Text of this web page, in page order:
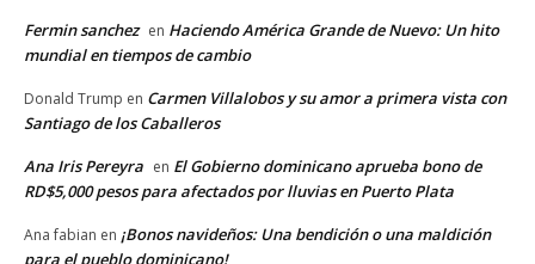
Fermin sanchez en Haciendo América Grande de Nuevo: Un hito
mundial en tiempos de cambio
Donald Trump en Carmen Villalobos y su amor a primera vista con
Santiago de los Caballeros
Ana Iris Pereyra en El Gobierno dominicano aprueba bono de
RD$5,000 pesos para afectados por lluvias en Puerto Plata
Ana fabian en ¡Bonos navideños: Una bendición o una maldición
para el pueblo dominicano!